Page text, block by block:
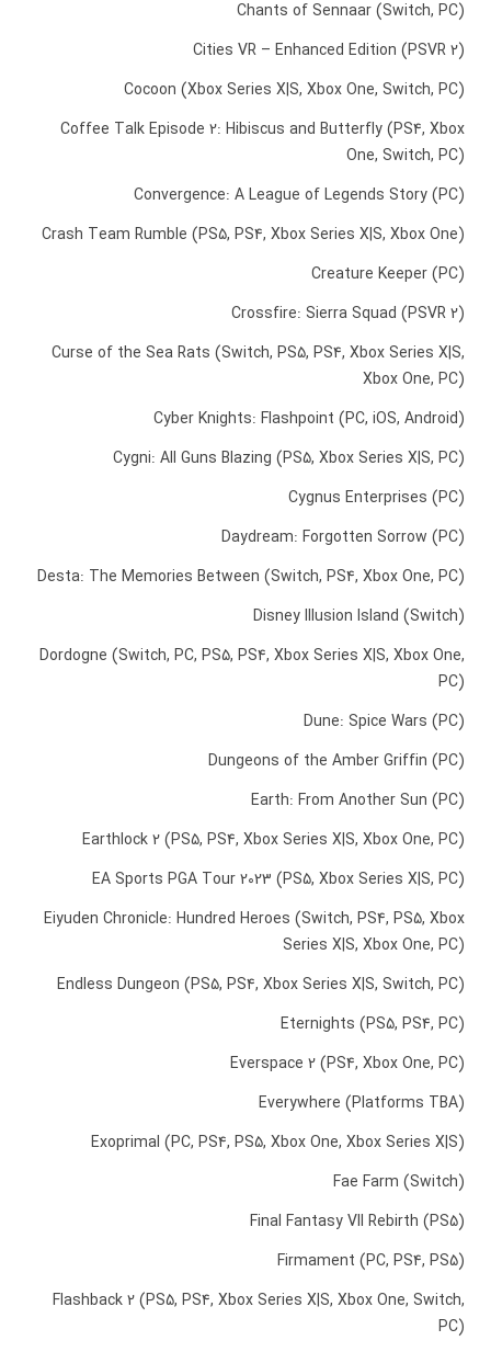
Chants of Sennaar (Switch, PC)
Cities VR – Enhanced Edition (PSVR 2)
Cocoon (Xbox Series X|S, Xbox One, Switch, PC)
Coffee Talk Episode 2: Hibiscus and Butterfly (PS4, Xbox
One, Switch, PC)
Convergence: A League of Legends Story (PC)
Crash Team Rumble (PS5, PS4, Xbox Series X|S, Xbox One)
Creature Keeper (PC)
Crossfire: Sierra Squad (PSVR 2)
Curse of the Sea Rats (Switch, PS5, PS4, Xbox Series X|S,
Xbox One, PC)
Cyber Knights: Flashpoint (PC, iOS, Android)
Cygni: All Guns Blazing (PS5, Xbox Series X|S, PC)
Cygnus Enterprises (PC)
Daydream: Forgotten Sorrow (PC)
Desta: The Memories Between (Switch, PS4, Xbox One, PC)
Disney Illusion Island (Switch)
Dordogne (Switch, PC, PS5, PS4, Xbox Series X|S, Xbox One,
PC)
Dune: Spice Wars (PC)
Dungeons of the Amber Griffin (PC)
Earth: From Another Sun (PC)
Earthlock 2 (PS5, PS4, Xbox Series X|S, Xbox One, PC)
EA Sports PGA Tour 2023 (PS5, Xbox Series X|S, PC)
Eiyuden Chronicle: Hundred Heroes (Switch, PS4, PS5, Xbox
Series X|S, Xbox One, PC)
Endless Dungeon (PS5, PS4, Xbox Series X|S, Switch, PC)
Eternights (PS5, PS4, PC)
Everspace 2 (PS4, Xbox One, PC)
Everywhere (Platforms TBA)
Exoprimal (PC, PS4, PS5, Xbox One, Xbox Series X|S)
Fae Farm (Switch)
Final Fantasy VII Rebirth (PS5)
Firmament (PC, PS4, PS5)
Flashback 2 (PS5, PS4, Xbox Series X|S, Xbox One, Switch,
PC)